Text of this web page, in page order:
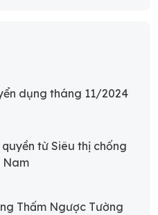
dụng tháng 11/2024
từ Siêu thị chống
Nam
Thấm Ngược Tường